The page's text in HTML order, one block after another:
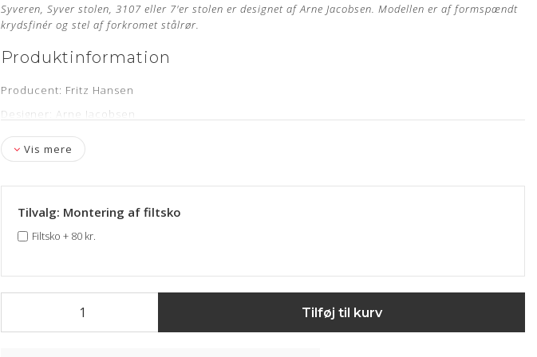
Syveren, Syver stolen, 3107 eller 7'er stolen er designet af Arne Jacobsen. Modellen er af formspændt
krydsfinér og stel af forkromet stålrør.
Produktinformation
Producent: Fritz Hansen
Designer: Arne Jacobsen
Model: 3107
Sædehøjde: 46,5 cm
Læder: Vegetal Natur Anilin
Stand: Ubrugt og nypolstret hos egen møbelpolstrer.
Levering: ca. 12 uger
Mangler du en ny polstring til din Arne Jacobsen stol?Bestil din polstring her
Om læderet
Vis mere
Tilvalg: Montering af filtsko
Filtsko + 80 kr.
Tilføj til kurv